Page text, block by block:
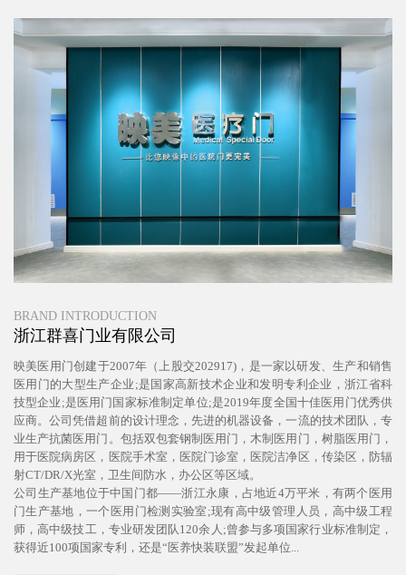
BRAND INTRODUCTION
浙江群喜门业有限公司
映美医用门创建于2007年（上股交202917)，是一家以研发、生产和销售
医用门的大型生产企业;是国家高新技术企业和发明专利企业，浙江省科
技型企业;是医用门国家标准制定单位;是2019年度全国十佳医用门优秀供
应商。公司凭借超前的设计理念，先进的机器设备，一流的技术团队，专
业生产抗菌医用门。包括双包套钢制医用门，木制医用门，树脂医用门，
用于医院病房区，医院手术室，医院门诊室，医院洁净区，传染区，防辐
射CT/DR/X光室，卫生间防水，办公区等区域。
公司生产基地位于中国门都——浙江永康，占地近4万平米，有两个医用
门生产基地，一个医用门检测实验室;现有高中级管理人员，高中级工程
师，高中级技工，专业研发团队120余人;曾参与多项国家行业标准制定，
获得近100项国家专利，还是“医养快装联盟”发起单位...